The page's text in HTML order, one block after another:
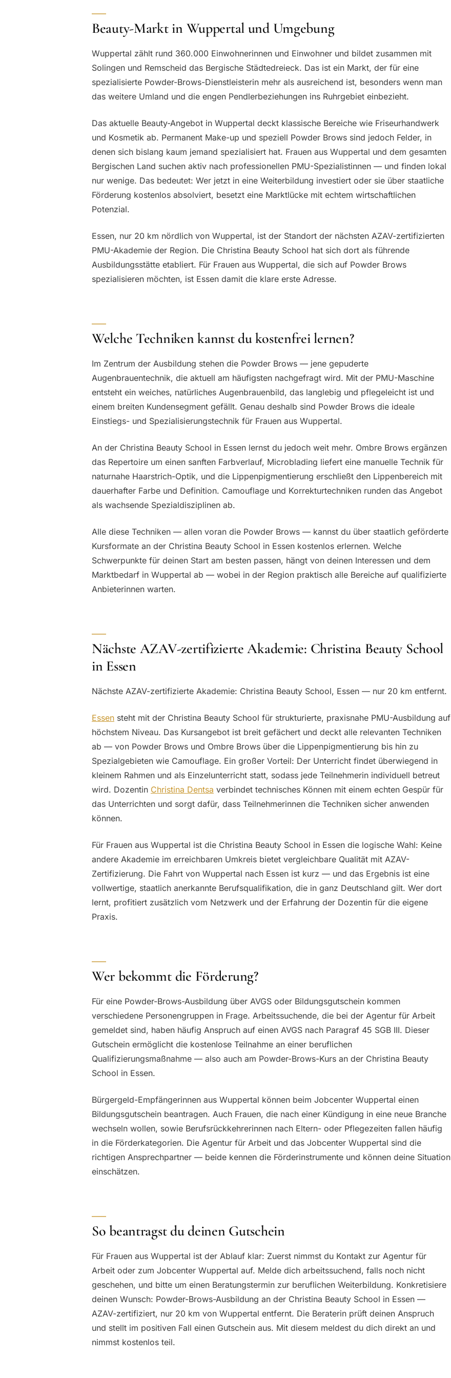
Beauty-Markt in Wuppertal und Umgebung
Wuppertal zählt rund 360.000 Einwohnerinnen und Einwohner und bildet zusammen mit
Solingen und Remscheid das Bergische Städtedreieck. Das ist ein Markt, der für eine
spezialisierte Powder-Brows-Dienstleisterin mehr als ausreichend ist, besonders wenn man
das weitere Umland und die engen Pendlerbeziehungen ins Ruhrgebiet einbezieht.
Das aktuelle Beauty-Angebot in Wuppertal deckt klassische Bereiche wie Friseurhandwerk
und Kosmetik ab. Permanent Make-up und speziell Powder Brows sind jedoch Felder, in
denen sich bislang kaum jemand spezialisiert hat. Frauen aus Wuppertal und dem gesamten
Bergischen Land suchen aktiv nach professionellen PMU-Spezialistinnen — und finden lokal
nur wenige. Das bedeutet: Wer jetzt in eine Weiterbildung investiert oder sie über staatliche
Förderung kostenlos absolviert, besetzt eine Marktlücke mit echtem wirtschaftlichen
Potenzial.
Essen, nur 20 km nördlich von Wuppertal, ist der Standort der nächsten AZAV-zertifizierten
PMU-Akademie der Region. Die Christina Beauty School hat sich dort als führende
Ausbildungsstätte etabliert. Für Frauen aus Wuppertal, die sich auf Powder Brows
spezialisieren möchten, ist Essen damit die klare erste Adresse.
Welche Techniken kannst du kostenfrei lernen?
Im Zentrum der Ausbildung stehen die Powder Brows — jene gepuderte
Augenbrauentechnik, die aktuell am häufigsten nachgefragt wird. Mit der PMU-Maschine
entsteht ein weiches, natürliches Augenbrauenbild, das langlebig und pflegeleicht ist und
einem breiten Kundensegment gefällt. Genau deshalb sind Powder Brows die ideale
Einstiegs- und Spezialisierungstechnik für Frauen aus Wuppertal.
An der Christina Beauty School in Essen lernst du jedoch weit mehr. Ombre Brows ergänzen
das Repertoire um einen sanften Farbverlauf, Microblading liefert eine manuelle Technik für
naturnahe Haarstrich-Optik, und die Lippenpigmentierung erschließt den Lippenbereich mit
dauerhafter Farbe und Definition. Camouflage und Korrekturtechniken runden das Angebot
als wachsende Spezialdisziplinen ab.
Alle diese Techniken — allen voran die Powder Brows — kannst du über staatlich geförderte
Kursformate an der Christina Beauty School in Essen kostenlos erlernen. Welche
Schwerpunkte für deinen Start am besten passen, hängt von deinen Interessen und dem
Marktbedarf in Wuppertal ab — wobei in der Region praktisch alle Bereiche auf qualifizierte
Anbieterinnen warten.
Nächste AZAV-zertifizierte Akademie: Christina Beauty School
in Essen
Nächste AZAV-zertifizierte Akademie: Christina Beauty School, Essen — nur 20 km entfernt.
Essen steht mit der Christina Beauty School für strukturierte, praxisnahe PMU-Ausbildung auf
höchstem Niveau. Das Kursangebot ist breit gefächert und deckt alle relevanten Techniken
ab — von Powder Brows und Ombre Brows über die Lippenpigmentierung bis hin zu
Spezialgebieten wie Camouflage. Ein großer Vorteil: Der Unterricht findet überwiegend in
kleinem Rahmen und als Einzelunterricht statt, sodass jede Teilnehmerin individuell betreut
wird. Dozentin Christina Dentsa verbindet technisches Können mit einem echten Gespür für
das Unterrichten und sorgt dafür, dass Teilnehmerinnen die Techniken sicher anwenden
können.
Für Frauen aus Wuppertal ist die Christina Beauty School in Essen die logische Wahl: Keine
andere Akademie im erreichbaren Umkreis bietet vergleichbare Qualität mit AZAV-
Zertifizierung. Die Fahrt von Wuppertal nach Essen ist kurz — und das Ergebnis ist eine
vollwertige, staatlich anerkannte Berufsqualifikation, die in ganz Deutschland gilt. Wer dort
lernt, profitiert zusätzlich vom Netzwerk und der Erfahrung der Dozentin für die eigene
Praxis.
Wer bekommt die Förderung?
Für eine Powder-Brows-Ausbildung über AVGS oder Bildungsgutschein kommen
verschiedene Personengruppen in Frage. Arbeitssuchende, die bei der Agentur für Arbeit
gemeldet sind, haben häufig Anspruch auf einen AVGS nach Paragraf 45 SGB III. Dieser
Gutschein ermöglicht die kostenlose Teilnahme an einer beruflichen
Qualifizierungsmaßnahme — also auch am Powder-Brows-Kurs an der Christina Beauty
School in Essen.
Bürgergeld-Empfängerinnen aus Wuppertal können beim Jobcenter Wuppertal einen
Bildungsgutschein beantragen. Auch Frauen, die nach einer Kündigung in eine neue Branche
wechseln wollen, sowie Berufsrückkehrerinnen nach Eltern- oder Pflegezeiten fallen häufig
in die Förderkategorien. Die Agentur für Arbeit und das Jobcenter Wuppertal sind die
richtigen Ansprechpartner — beide kennen die Förderinstrumente und können deine Situation
einschätzen.
So beantragst du deinen Gutschein
Für Frauen aus Wuppertal ist der Ablauf klar: Zuerst nimmst du Kontakt zur Agentur für
Arbeit oder zum Jobcenter Wuppertal auf. Melde dich arbeitssuchend, falls noch nicht
geschehen, und bitte um einen Beratungstermin zur beruflichen Weiterbildung. Konkretisiere
deinen Wunsch: Powder-Brows-Ausbildung an der Christina Beauty School in Essen —
AZAV-zertifiziert, nur 20 km von Wuppertal entfernt. Die Beraterin prüft deinen Anspruch
und stellt im positiven Fall einen Gutschein aus. Mit diesem meldest du dich direkt an und
nimmst kostenlos teil.